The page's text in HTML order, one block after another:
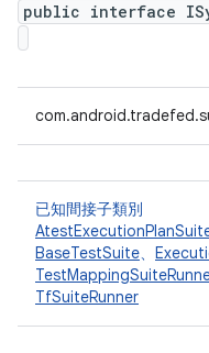
public interface
已知間接子類別
BaseTestSuite、
TfSuiteRunner